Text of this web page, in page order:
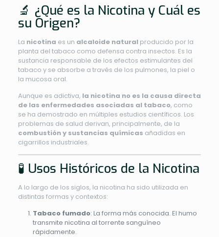
🔬 ¿Qué es la Nicotina y Cuál es
su Origen?
La nicotina es un alcaloide naturalproducido por la
planta del tabaco como defensa contra insectos. Es la
sustancia responsable de los efectos estimulantes del
tabaco y se absorbe a través de los pulmones, la piel o
la mucosa oral.
Aunque es adictiva, la nicotina no es la causa directa
de las enfermedades asociadas al tabaco, como
se ha demostrado en múltiples estudios científicos. Los
problemas de salud derivan, principalmente, de la
combustión y sustancias químicas añadidas en
cigarrillos industriales.
🧪 Usos Históricos de la Nicotina
A lo largo de los siglos, la nicotina ha sido utilizada en
distintas formas y contextos:
Tabaco fumado: La forma más conocida. El humo
transmite nicotina al torrente sanguíneo
rápidamente.